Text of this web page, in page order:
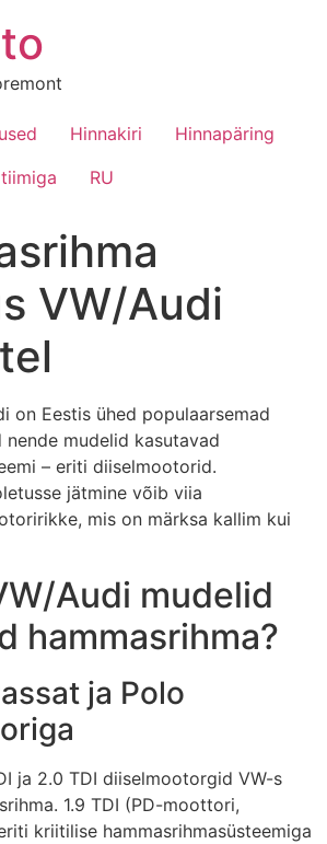
Hinnakiri
Hinnapäring
RU
VW/Audi
on Eestis ühed populaarsemad
mudelid kasutavad
– eriti diiselmootorid.
jätmine võib viia
mis on märksa kallim kui
Audi mudelid
hammasrihma?
ja Polo
ja 2.0 TDI diiselmootorgid VW-s
1.9 TDI (PD-moottori,
kriitilise hammasrihmasüsteemiga